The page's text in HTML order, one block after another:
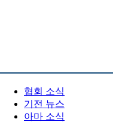
협회 소식
기전 뉴스
아마 소식